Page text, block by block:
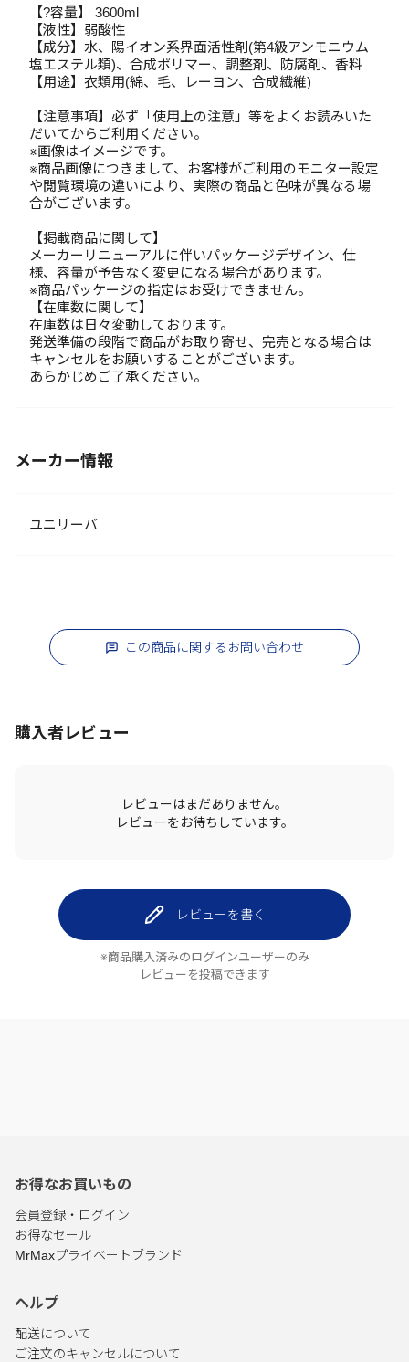
【?容量】 3600ml
【液性】弱酸性
【成分】水、陽イオン系界面活性剤(第4級アンモニウム
塩エステル類)、合成ポリマー、調整剤、防腐剤、香料
【用途】衣類用(綿、毛、レーヨン、合成繊維)
【注意事項】必ず「使用上の注意」等をよくお読みいた
だいてからご利用ください。
※画像はイメージです。
※商品画像につきまして、お客様がご利用のモニター設定
や閲覧環境の違いにより、実際の商品と色味が異なる場
合がございます。
【掲載商品に関して】
メーカーリニューアルに伴いパッケージデザイン、仕
様、容量が予告なく変更になる場合があります。
※商品パッケージの指定はお受けできません。
【在庫数に関して】
在庫数は日々変動しております。
発送準備の段階で商品がお取り寄せ、完売となる場合は
キャンセルをお願いすることがございます。
あらかじめご了承ください。
メーカー情報
ユニリーバ
この商品に関するお問い合わせ
購入者レビュー
レビューはまだありません。
レビューをお待ちしています。
レビューを書く
※商品購入済みのログインユーザーのみ
レビューを投稿できます
お得なお買いもの
会員登録・ログイン
お得なセール
MrMaxプライベートブランド
ヘルプ
配送について
ご注文のキャンセルについて